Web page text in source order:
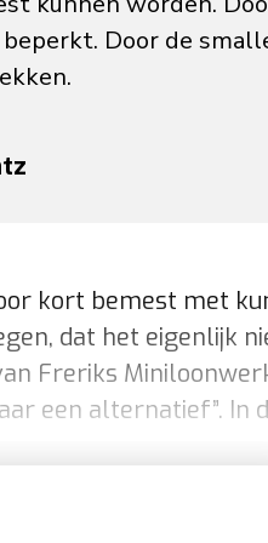
Door de
kort bemest met
dat het eigenlijk
Freriks
een alternatief”. In